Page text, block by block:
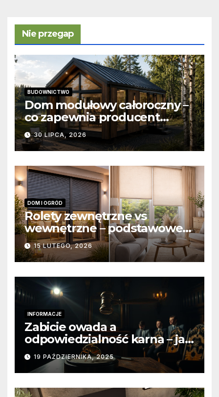
Nie przegap
BUDOWNICTWO
Dom modułowy całoroczny –
co zapewnia producent
domów modułowych?
30 LIPCA, 2026
DOM I OGRÓD
Rolety zewnętrzne vs
wewnętrzne – podstawowe
różnice konstrukcyjne i
funkcjonalne
15 LUTEGO, 2026
INFORMACJE
Zabicie owada a
odpowiedzialność karna – jak
wygląda to w praktyce?
19 PAŹDZIERNIKA, 2025